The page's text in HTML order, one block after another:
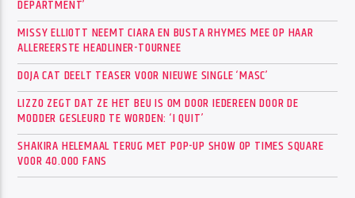
DEPARTMENT’
MISSY ELLIOTT NEEMT CIARA EN BUSTA RHYMES MEE OP HAAR
ALLEREERSTE HEADLINER-TOURNEE
DOJA CAT DEELT TEASER VOOR NIEUWE SINGLE ‘MASC’
LIZZO ZEGT DAT ZE HET BEU IS OM DOOR IEDEREEN DOOR DE
MODDER GESLEURD TE WORDEN: ‘I QUIT’
SHAKIRA HELEMAAL TERUG MET POP-UP SHOW OP TIMES SQUARE
VOOR 40.000 FANS